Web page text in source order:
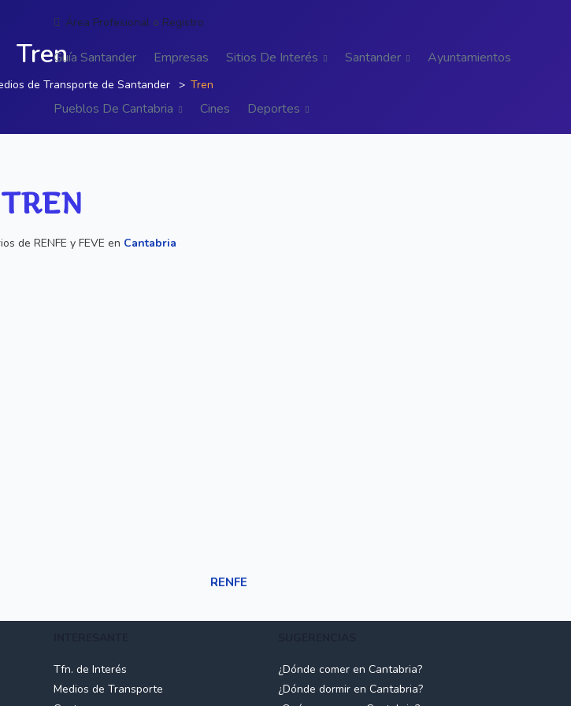
Área Profesional o Registro
Guía Santander Empresas Sitios De Interés Santander Ayuntamientos
Pueblos De Cantabria Cines Deportes
Tren
de Transporte de Santander Tren
TREN
de RENFE y FEVE en Cantabria
RENFE
Tfn. de Interés
Medios de Transporte
¿Dónde comer en Cantabria?
¿Dónde dormir en Cantabria?